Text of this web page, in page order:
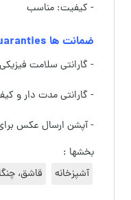
- کیفیت: مناسب
ضمانت ها Guaranties
- گارانتی سلامت
- گارانتی مدت دار و
- آپشن ارسال عکس
بخشها :
آشپزخانه
قاشق،